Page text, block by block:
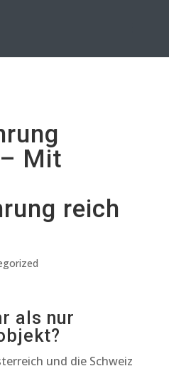
Mit
reich
als nur
und die Schweiz